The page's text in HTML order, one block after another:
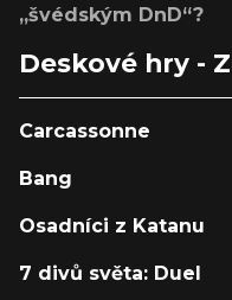
„švédským DnD“?
Deskové hry -
Carcassonne
Bang
Osadníci z Katanu
7 divů světa: Duel